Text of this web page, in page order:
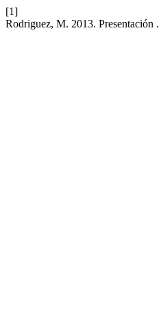
[1]
Rodriguez, M. 2013. Presentación .